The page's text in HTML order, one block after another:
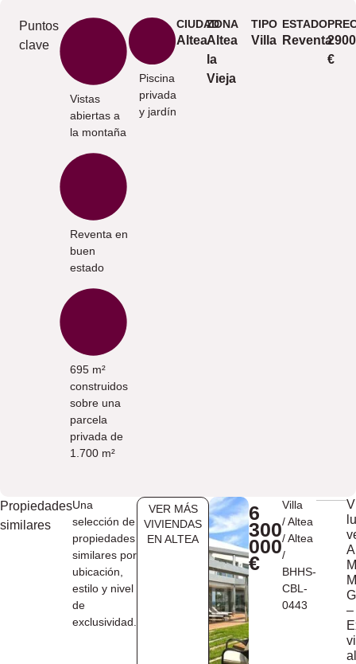
Puntos
clave
Vistas
abiertas a
la montaña
Reventa en
buen
estado
695 m²
construidos
sobre una
parcela
privada de
1.700 m²
Piscina
privada
y jardín
CIUDAD
Altea
ZONA
Altea
la
Vieja
TIPO
Villa
ESTADO
Reventa
€
Propiedades
similares
Una
selección de
propiedades
similares por
ubicación,
estilo y nivel
de
exclusividad.
VER MÁS
VIVIENDAS
EN ​ALTEA
6
300
000
€
Villa
/Altea
/Altea
/
BHHS-
CBL-
0443
–